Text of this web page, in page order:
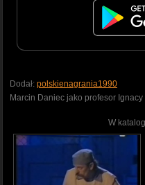
Dodał: polskienagrania1990
Marcin Daniec jako profesor
W